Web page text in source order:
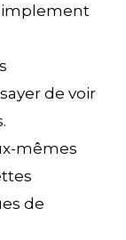
de voir
mêmes
de